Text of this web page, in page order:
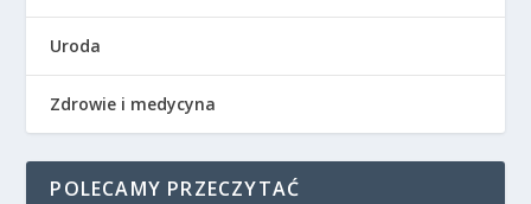
Uroda
Zdrowie i medycyna
POLECAMY PRZECZYTAĆ